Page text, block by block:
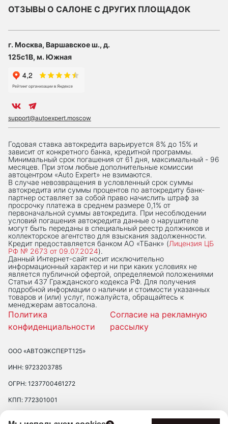
ОТЗЫВЫ О САЛОНЕ С ДРУГИХ ПЛОЩАДОК
г. Москва, Варшавское ш., д.
125с1В, м. Южная
support@autoexpert.moscow
Годовая ставка автокредита варьируется 8% до 15% и
зависит от конкретного банка, кредитной программы.
Минимальный срок погашения от 61 дня, максимальный - 96
месяцев. При этом любые дополнительные комиссии
автоцентром «Auto Expert» не взимаются.
В случае невозвращения в условленный срок суммы
автокредита или суммы процентов по автокредиту банк-
партнер оставляет за собой право начислить штраф за
просрочку платежа в среднем размере 0,1% от
первоначальной суммы автокредита. При несоблюдении
условий погашения автокредита данные о нарушителе
могут быть переданы в специальный реестр должников и
коллекторское агентство для взыскания задолженности.
Кредит предоставляется банком АО «ТБанк» (Лицензия ЦБ
РФ № 2673 от 09.07.2024).
Данный Интернет-сaйт носит исключительно
информационный характер и ни при каких условиях не
является публичной офертой, определяемой положениями
Статьи 437 Гражданского кодекса РФ. Для получения
подробной информации о наличии и стоимости указанных
товаров и (или) услуг, пожалуйста, обращайтесь к
менеджерам автосалона.
Политика
конфиденциальности
Согласие на рекламную
рассылку
ООО «АВТОЭКСПЕРТ125»
ИНН: 9723203785
ОГРН: 1237700461272
КПП: 772301001